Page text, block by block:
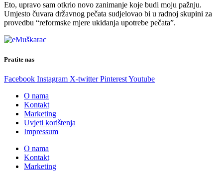
Eto, upravo sam otkrio novo zanimanje koje budi moju pažnju.
Umjesto čuvara državnog pečata sudjelovao bi u radnoj skupini za
provedbu “reformske mjere ukidanja upotrebe pečata”.
Pratite nas
Facebook Instagram X-twitter PinterestYoutube
O nama
Kontakt
Marketing
Uvjeti korištenja
Impressum
O nama
Kontakt
Marketing